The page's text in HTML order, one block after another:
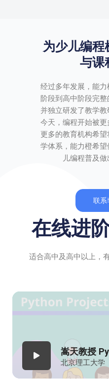
为少儿编程
与课
经过多年发展，能
阶段到高中阶段完整
并独立研发了教学教
今天，编程开始被更
更多的教育机构希
学体系，能力橙希
儿编程普及做
联系
在线进
适合高中及高中以上，
嵩天教授
北京理工大学